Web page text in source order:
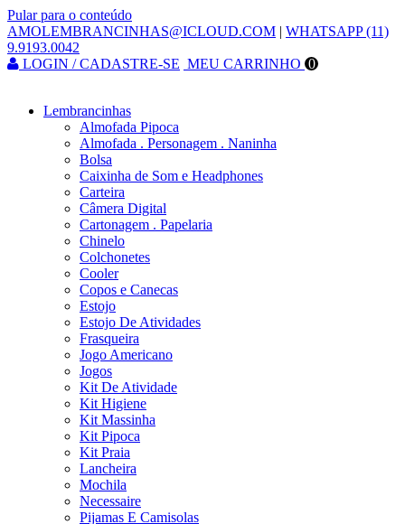
Pular para o conteúdo
AMOLEMBRANCINHAS@ICLOUD.COM | WHATSAPP (11)
9.9193.0042
LOGIN / CADASTRE-SE MEU CARRINHO 0
Lembrancinhas
Almofada Pipoca
Almofada . Personagem . Naninha
Bolsa
Caixinha de Som e Headphones
Carteira
Câmera Digital
Cartonagem . Papelaria
Chinelo
Colchonetes
Cooler
Copos e Canecas
Estojo
Estojo De Atividades
Frasqueira
Jogo Americano
Jogos
Kit De Atividade
Kit Higiene
Kit Massinha
Kit Pipoca
Kit Praia
Lancheira
Mochila
Necessaire
Pijamas E Camisolas